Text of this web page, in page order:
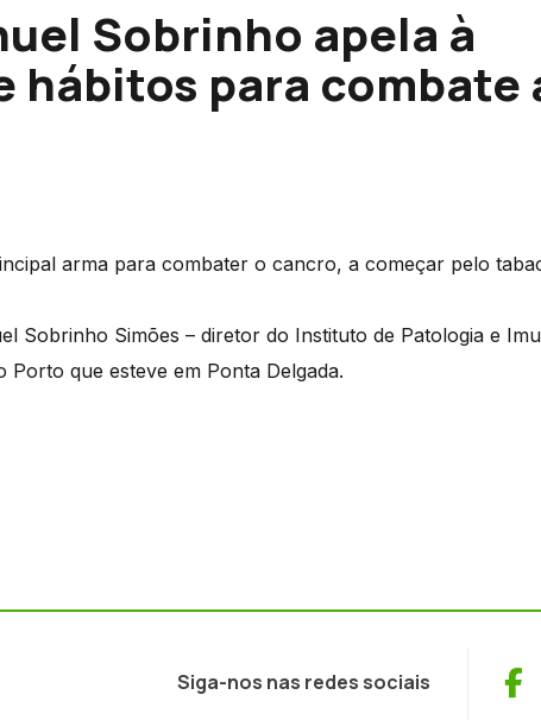
Sobrinho apela à
hábitos para combate
arma para combater o cancro, a começar pelo
Sobrinho Simões – diretor do Instituto de Patologia e
Porto que esteve em Ponta Delgada.
Siga-nos nas redes sociais